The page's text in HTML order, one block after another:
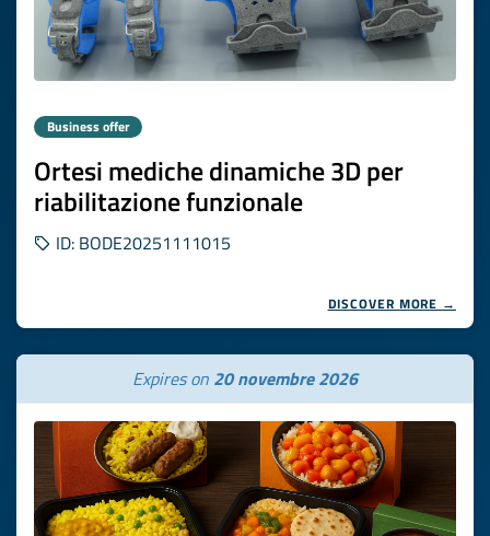
Business offer
Ortesi mediche dinamiche 3D per
riabilitazione funzionale
ID: BODE20251111015
DISCOVER MORE →
Expires on 20 novembre 2026